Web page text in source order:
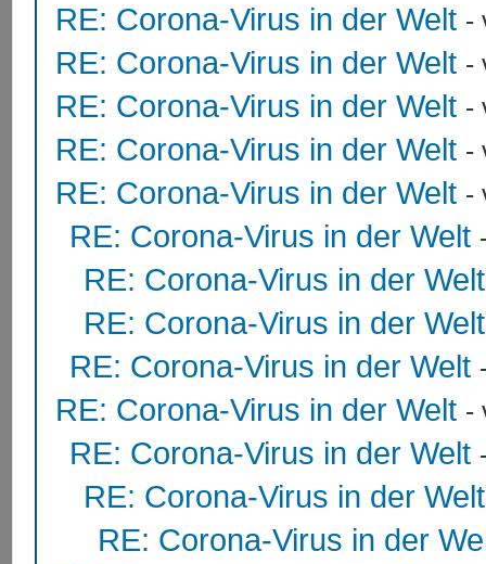
RE: Corona-Virus in der Welt -
RE: Corona-Virus in der Welt -
RE: Corona-Virus in der Welt -
RE: Corona-Virus in der Welt -
RE: Corona-Virus in der Welt -
RE: Corona-Virus in der Welt
RE: Corona-Virus in der Welt
RE: Corona-Virus in der Welt
RE: Corona-Virus in der Welt
RE: Corona-Virus in der Welt -
RE: Corona-Virus in der Welt
RE: Corona-Virus in der Welt
RE: Corona-Virus in der